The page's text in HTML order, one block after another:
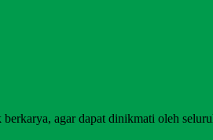
agar dapat dinikmati oleh